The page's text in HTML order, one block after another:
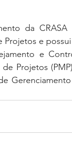
da CRASA
e
e
Projetos